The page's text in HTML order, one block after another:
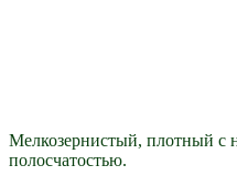
Мелкозернистый, плотный с
полосчатостью.